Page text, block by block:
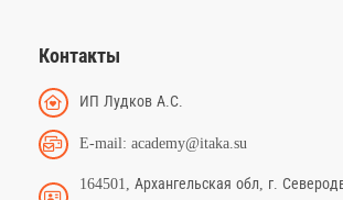
Контакты
ИП Лудков А.С.
E-mail: academy@itaka.su
164501, Архангельская обл, г.